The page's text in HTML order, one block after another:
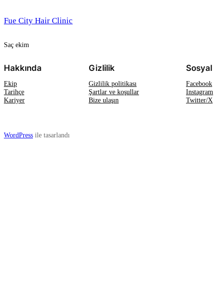
Fue City Hair Clinic
Saç ekim
Hakkında
Ekip
Tarihçe
Kariyer
Gizlilik
Gizlilik politikası
Şartlar ve koşullar
Bize ulaşın
Sosyal
Facebook
Instagram
Twitter/X
WordPress ile tasarlandı